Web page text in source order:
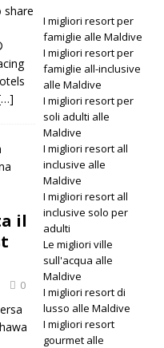
share
il
0
I migliori resort per
famiglie alle Maldive
I migliori resort per
famiglie all-inclusive
alle Maldive
I migliori resort per
soli adulti alle
Maldive
I migliori resort all
inclusive alle
Maldive
I migliori resort all
inclusive solo per
adulti
Le migliori ville
sull'acqua alle
Maldive
I migliori resort di
lusso alle Maldive
I migliori resort
gourmet alle